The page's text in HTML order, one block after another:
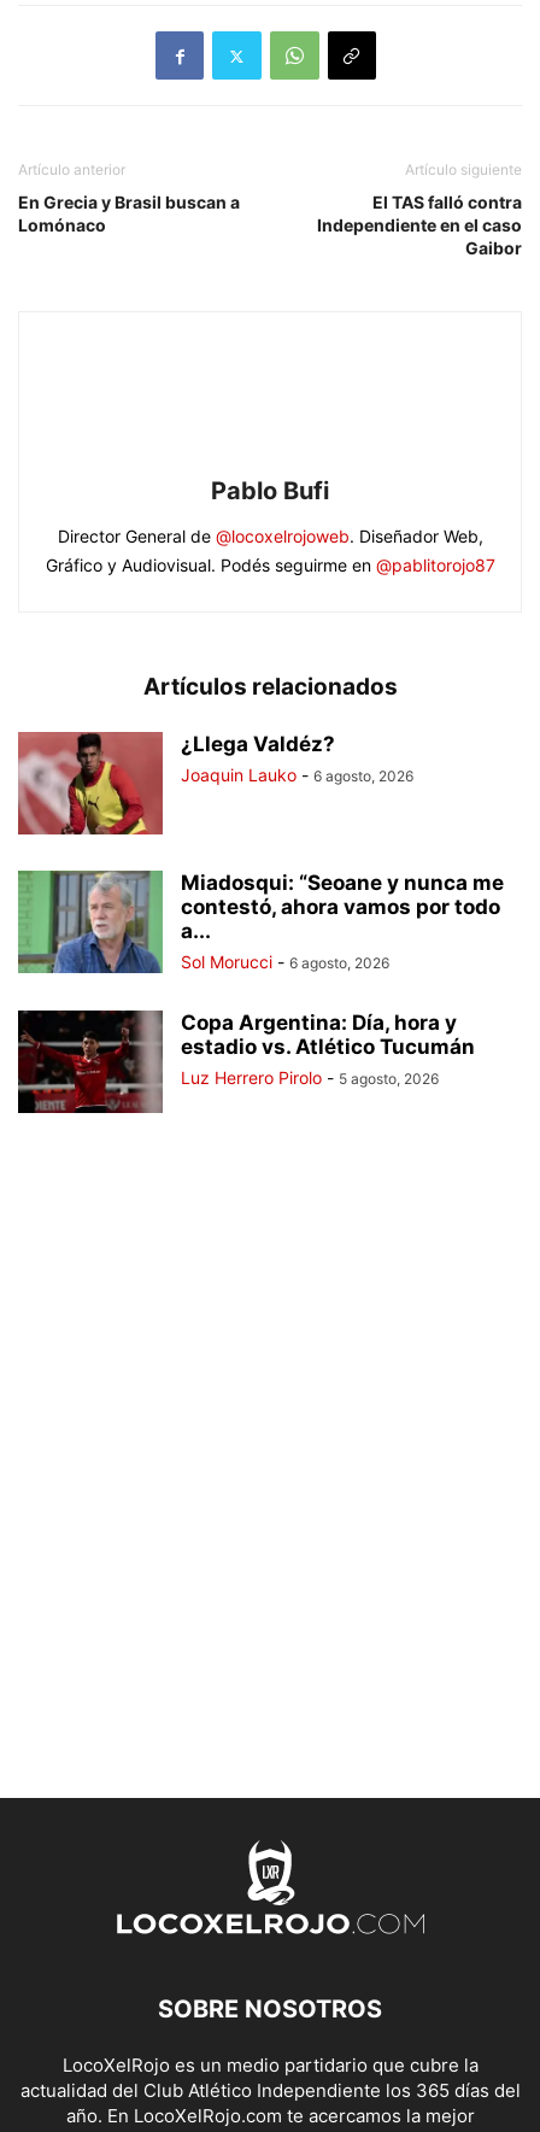
Artículo anterior
En Grecia y Brasil buscan a
Lomónaco
Artículo siguiente
El TAS falló contra
Independiente en el caso
Gaibor
Pablo Bufi
Director General de @locoxelrojoweb. Diseñador Web,
Gráfico y Audiovisual. Podés seguirme en @pablitorojo87
Artículos relacionados
¿Llega Valdéz?
Joaquin Lauko - 6 agosto, 2026
Miadosqui: “Seoane y nunca me
contestó, ahora vamos por todo
a...
Sol Morucci - 6 agosto, 2026
Copa Argentina: Día, hora y
estadio vs. Atlético Tucumán
Luz Herrero Pirolo - 5 agosto, 2026
SOBRE NOSOTROS
LocoXelRojo es un medio partidario que cubre la
actualidad del Club Atlético Independiente los 365 días del
año. En LocoXelRojo.com te acercamos la mejor